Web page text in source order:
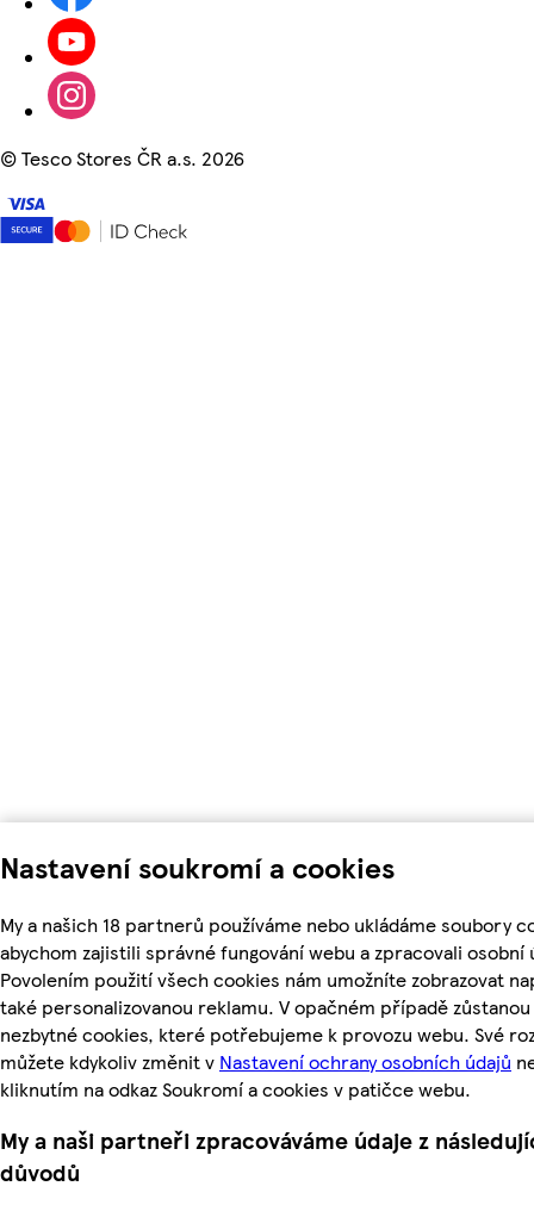
Nastavení soukromí a cookies
My a našich 18 partnerů používáme nebo ukládáme soubory
abychom zajistili správné fungování webu a zpracovali osobní
Povolením použití všech cookies nám umožníte zobrazovat
také personalizovanou reklamu. V opačném případě
nezbytné cookies, které potřebujeme k provozu webu. Své
můžete kdykoliv změnit v Nastavení ochrany osobních údajů
kliknutím na odkaz Soukromí a cookies v patičce webu.
My a naši partneři zpracováváme údaje z
důvodů
©Tesco Stores ČR a.s. 2026